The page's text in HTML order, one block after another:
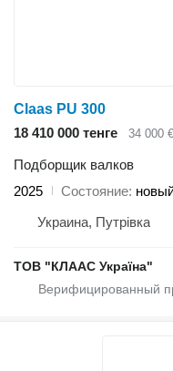
Claas PU 300
18 410 000 тенге
34 000 €
Подборщик валков
2025
Состояние
Украина, Путрівка
ТОВ "КЛААС Україна"